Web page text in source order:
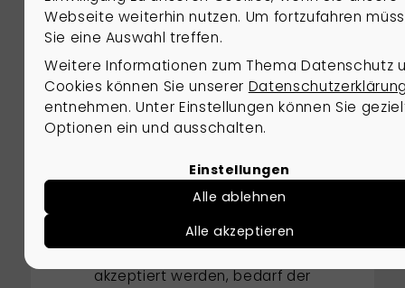
sowohl die Innenstadt als auch das Umland
schnell erreichbar – ideale Voraussetzungen
entspannende Ausflüge.
Externe Dienste / Social
Inhalte aus externen Quellen,
Media-Plattformen. Wenn
akzeptiert werden, bedarf der
Webseite weiterhin nutzen. Um fortzufahren
Sie eine Auswahl treffen.
Weitere Informationen zum Thema Datenschutz
Cookies können Sie unserer
entnehmen. Unter Einstellungen können Sie
Optionen ein und ausschalten.
Einstellungen
Alle ablehnen
Alle akzeptieren